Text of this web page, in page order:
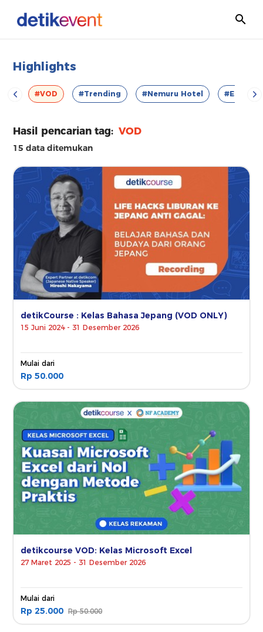
Highlights
#VOD #Trending #Nemuru Hotel #Escape
Hasil pencarian tag: VOD
15 data ditemukan
detikCourse : Kelas Bahasa Jepang (VOD ONLY)
15 Juni 2024 - 31 Desember 2026
Mulai dari
Rp 50.000
detikcourse VOD: Kelas Microsoft Excel
27 Maret 2025 - 31 Desember 2026
Mulai dari
Rp 25.000 Rp 50.000